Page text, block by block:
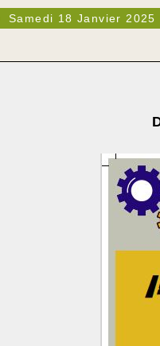
Samedi 18 Janvier 2025